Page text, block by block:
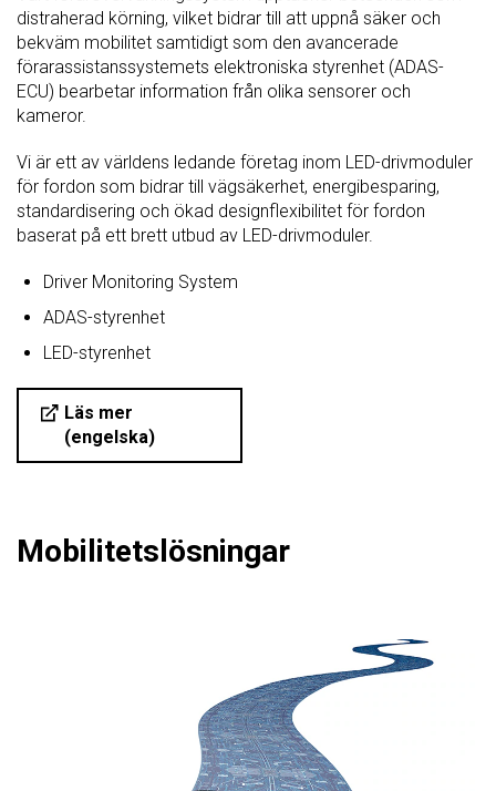
distraherad körning, vilket bidrar till att uppnå säker och
bekväm mobilitet samtidigt som den avancerade
förarassistanssystemets elektroniska styrenhet (ADAS-
ECU) bearbetar information från olika sensorer och
kameror.
Vi är ett av världens ledande företag inom LED-drivmoduler
för fordon som bidrar till vägsäkerhet, energibesparing,
standardisering och ökad designflexibilitet för fordon
baserat på ett brett utbud av LED-drivmoduler.
Driver Monitoring System
ADAS-styrenhet
LED-styrenhet
Läs mer
(engelska)
Mobilitetslösningar